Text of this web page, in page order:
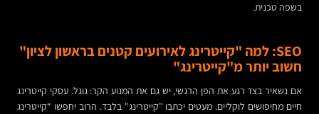
בשפה טכנית.
SEO: למה "קייטרינג לאירועים קטנים בראשון לציון"
חשוב יותר מ"קייטרינג"
אם נשאיר בצד רגע את הפן הרגשי, יש גם את המנוע הקר: גוגל. עסקי קייטרינג
חיים מחיפושים לוקליים. מעטים יכתבו "קייטרינג" בלבד. הרוב יחפשו “קייטרינג